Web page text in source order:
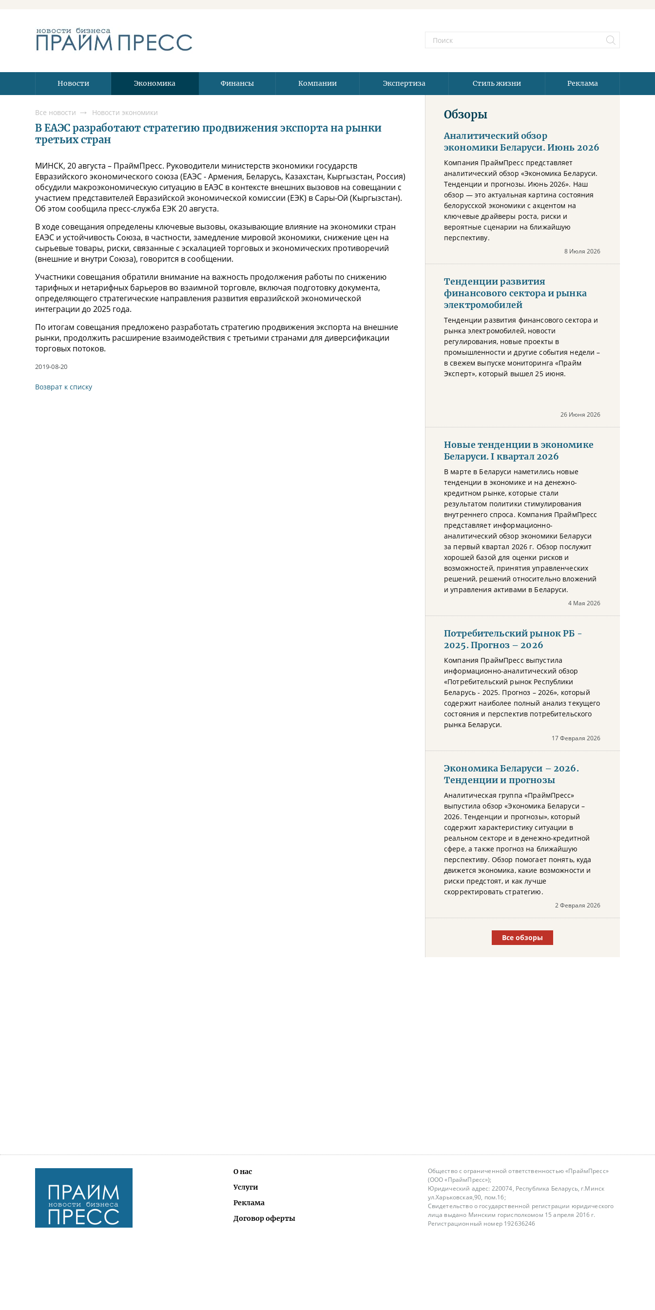
Новости Экономика Финансы Компании Экспертиза Стиль жизни Реклама
Все новости Новости экономики
В ЕАЭС разработают стратегию продвижения экспорта на рынки
третьих стран
МИНСК, 20 августа – ПраймПресс. Руководители министерств экономики государств
Евразийского экономического союза (ЕАЭС - Армения, Беларусь, Казахстан, Кыргызстан, Россия)
обсудили макроэкономическую ситуацию в ЕАЭС в контексте внешних вызовов на совещании с
участием представителей Евразийской экономической комиссии (ЕЭК) в Сары-Ой (Кыргызстан).
Об этом сообщила пресс-служба ЕЭК 20 августа.
В ходе совещания определены ключевые вызовы, оказывающие влияние на экономики стран
ЕАЭС и устойчивость Союза, в частности, замедление мировой экономики, снижение цен на
сырьевые товары, риски, связанные с эскалацией торговых и экономических противоречий
(внешние и внутри Союза), говорится в сообщении.
Участники совещания обратили внимание на важность продолжения работы по снижению
тарифных и нетарифных барьеров во взаимной торговле, включая подготовку документа,
определяющего стратегические направления развития евразийской экономической
интеграции до 2025 года.
По итогам совещания предложено разработать стратегию продвижения экспорта на внешние
рынки, продолжить расширение взаимодействия с третьими странами для диверсификации
торговых потоков.
2019-08-20
Возврат к списку
Обзоры
Аналитический обзор
экономики Беларуси. Июнь 2026
Компания ПраймПресс представляет
аналитический обзор «Экономика Беларуси.
Тенденции и прогнозы. Июнь 2026». Наш
обзор — это актуальная картина состояния
белорусской экономики с акцентом на
ключевые драйверы роста, риски и
вероятные сценарии на ближайшую
перспективу.
8 Июля 2026
Тенденции развития
финансового сектора и рынка
электромобилей
Тенденции развития финансового сектора и
рынка электромобилей, новости
регулирования, новые проекты в
промышленности и другие события недели –
в свежем выпуске мониторинга «Прайм
Эксперт», который вышел 25 июня.
26 Июня 2026
Новые тенденции в экономике
Беларуси. I квартал 2026
В марте в Беларуси наметились новые
тенденции в экономике и на денежно-
кредитном рынке, которые стали
результатом политики стимулирования
внутреннего спроса. Компания ПраймПресс
представляет информационно-
аналитический обзор экономики Беларуси
за первый квартал 2026 г. Обзор послужит
хорошей базой для оценки рисков и
возможностей, принятия управленческих
решений, решений относительно вложений
и управления активами в Беларуси.
4 Мая 2026
Потребительский рынок РБ -
2025. Прогноз – 2026
Компания ПраймПресс выпустила
информационно-аналитический обзор
«Потребительский рынок Республики
Беларусь - 2025. Прогноз – 2026», который
содержит наиболее полный анализ текущего
состояния и перспектив потребительского
рынка Беларуси.
17 Февраля 2026
Экономика Беларуси – 2026.
Тенденции и прогнозы
Аналитическая группа «ПраймПресс»
выпустила обзор «Экономика Беларуси –
2026. Тенденции и прогнозы», который
содержит характеристику ситуации в
реальном секторе и в денежно-кредитной
сфере, а также прогноз на ближайшую
перспективу. Обзор помогает понять, куда
движется экономика, какие возможности и
риски предстоят, и как лучше
скорректировать стратегию.
2 Февраля 2026
Все обзоры
О нас
Услуги
Реклама
Договор оферты
Общество с ограниченной ответственностью «ПраймПресс»
(ООО «ПраймПресс»);
Юридический адрес: 220074, Республика Беларусь, г.Минск
ул.Харьковская,90, пом.16;
Свидетельство о государственной регистрации юридического
лица выдано Минским горисполкомом 15 апреля 2016 г.
Регистрационный номер 192636246